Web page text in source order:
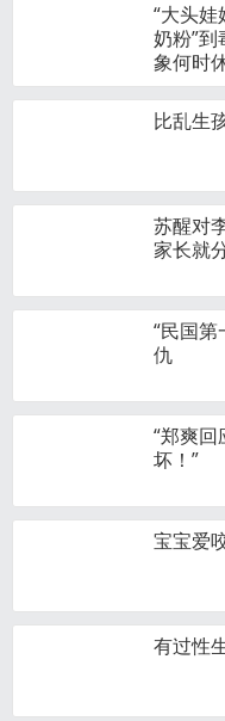
“大头娃
奶粉”到
象何时
比乱生
苏醒对
家长就
“民国
仇
“郑爽
坏！”
宝宝爱
有过性